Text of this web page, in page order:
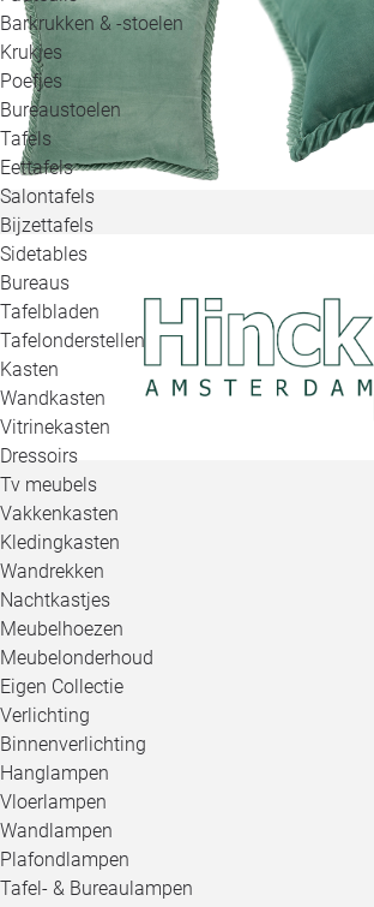
Barkrukken & -stoelen
Krukjes
Poefjes
Bureaustoelen
Tafels
Eettafels
Salontafels
Bijzettafels
Sidetables
Bureaus
Tafelbladen
Tafelonderstellen
Kasten
Wandkasten
Vitrinekasten
Dressoirs
Tv meubels
Vakkenkasten
Kledingkasten
Wandrekken
Nachtkastjes
Meubelhoezen
Meubelonderhoud
Eigen Collectie
Verlichting
Binnenverlichting
Hanglampen
Vloerlampen
Wandlampen
Plafondlampen
Tafel- & Bureaulampen